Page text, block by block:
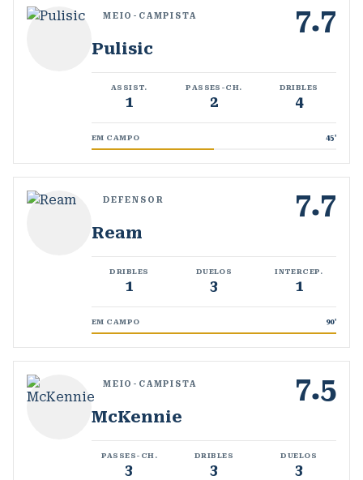
MEIO-CAMPISTA 7.7
Pulisic
ASSIST.
1
PASSES-CH.
2
DRIBLES
4
EM CAMPO 45'
DEFENSOR 7.7
Ream
DRIBLES
1
DUELOS
3
INTERCEP.
1
EM CAMPO 90'
MEIO-CAMPISTA 7.5
McKennie
PASSES-CH.
3
DRIBLES
3
DUELOS
3